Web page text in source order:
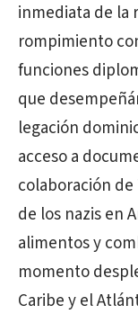
inmediata de la
rompimiento
funciones
que
legación
acceso a
colaboración
de los nazis en
alimentos y
momento
Caribe y el